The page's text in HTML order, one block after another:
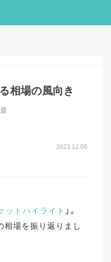
相場の風向き
2023.12.06
ットハイライト 」。
場を振り返りまし